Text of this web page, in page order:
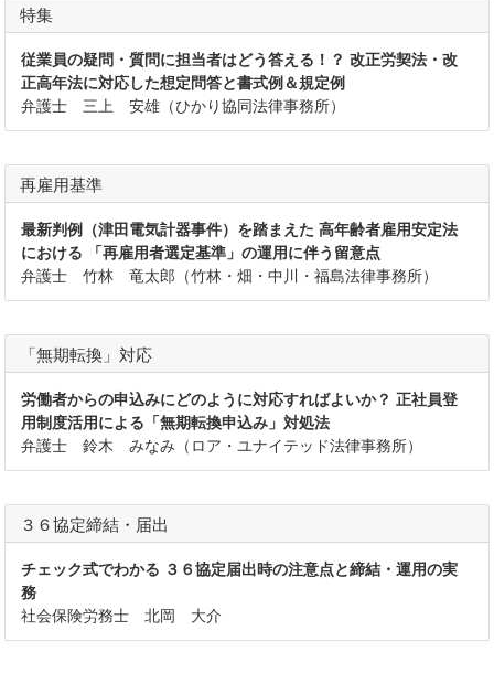
特集
従業員の疑問・質問に担当者はどう答える！？ 改正労契法・改
正高年法に対応した想定問答と書式例＆規定例
弁護士 三上 安雄（ひかり協同法律事務所）
再雇用基準
最新判例（津田電気計器事件）を踏まえた 高年齢者雇用安定法
における 「再雇用者選定基準」の運用に伴う留意点
弁護士 竹林 竜太郎（竹林・畑・中川・福島法律事務所）
「無期転換」対応
労働者からの申込みにどのように対応すればよいか？ 正社員登
用制度活用による「無期転換申込み」対処法
弁護士 鈴木 みなみ（ロア・ユナイテッド法律事務所）
３６協定締結・届出
チェック式でわかる ３６協定届出時の注意点と締結・運用の実
務
社会保険労務士 北岡 大介